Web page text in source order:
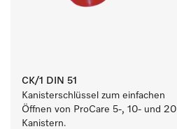
CK/1 DIN 51
Kanisterschlüssel zum einfachen
Öffnen von ProCare 5-, 10- und 20 l
Kanistern.